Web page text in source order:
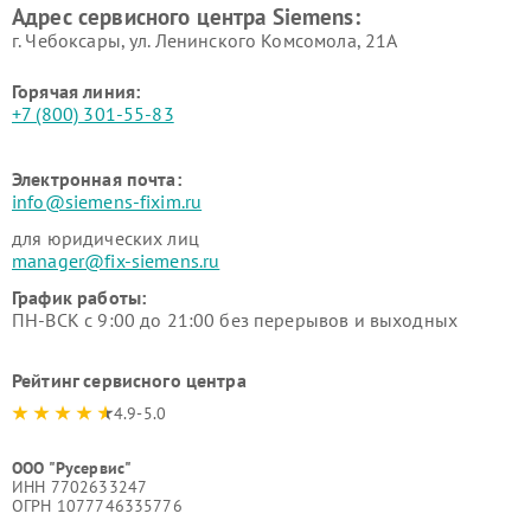
Siemens
Siemens
Адрес сервисного центра Siemens:
г. Чебоксары, ул. Ленинского Комсомола, 21А
Горячая линия:
+7 (800) 301-55-83
Электронная почта:
info@siemens-fixim.ru
для юридических лиц
manager@fix-siemens.ru
График работы:
ПН-ВСК с 9:00 до 21:00 без перерывов и выходных
Рейтинг сервисного центра
4.9-5.0
ООО "Русервис"
ИНН 7702633247
ОГРН 1077746335776